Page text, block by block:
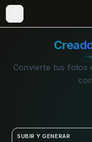
Convierte tus fotos
SUBIR Y GENERAR